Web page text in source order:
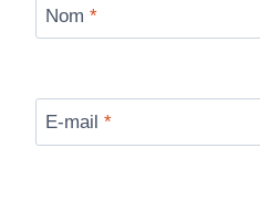
Nom *
E-mail *